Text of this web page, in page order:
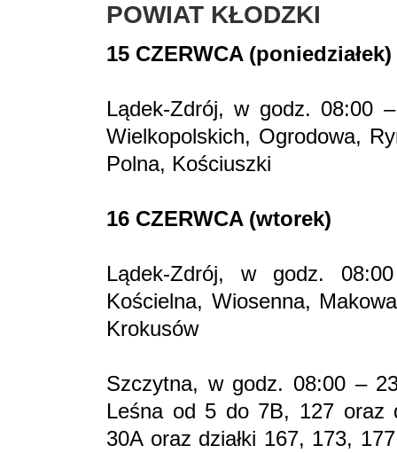
POWIAT KŁODZKI
15 CZERWCA (poniedziałek)
Lądek-Zdrój, w godz. 08:00
Wielkopolskich, Ogrodowa,
Polna, Kościuszki
16 CZERWCA (wtorek)
Lądek-Zdrój, w godz.
Kościelna, Wiosenna,
Krokusów
Szczytna, w godz. 08:00 –
Leśna od 5 do 7B, 127 oraz
30A oraz działki 167, 173,